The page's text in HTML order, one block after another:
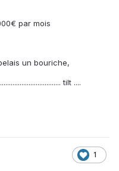
par mois
un bouriche,
tilt ....
1